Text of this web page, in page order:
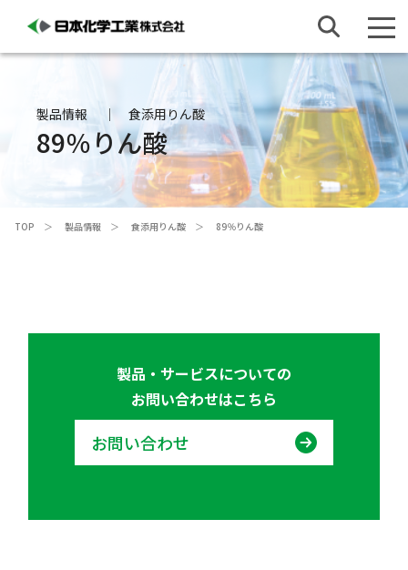
製品情報 食添用りん酸
89％りん酸
TOP 製品情報 食添用りん酸 89％りん酸
製品・サービスについての
お問い合わせはこちら
お問い合わせ